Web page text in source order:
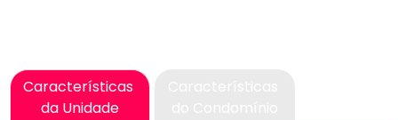
Características
da Unidade